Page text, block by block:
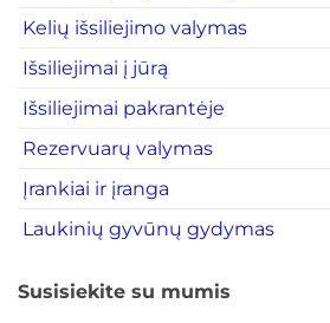
Kelių išsiliejimo valymas
Išsiliejimai į jūrą
Išsiliejimai pakrantėje
Rezervuarų valymas
Įrankiai ir įranga
Laukinių gyvūnų gydymas
Susisiekite su mumis